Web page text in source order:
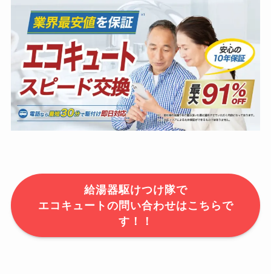
給湯器駆けつけ隊で
エコキュートの問い合わせはこちらで
す！！